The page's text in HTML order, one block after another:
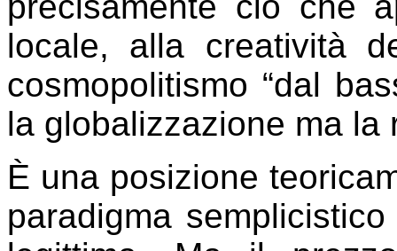
locale, alla creatività
cosmopolitismo “dal
la globalizzazione ma la
È una posizione
paradigma